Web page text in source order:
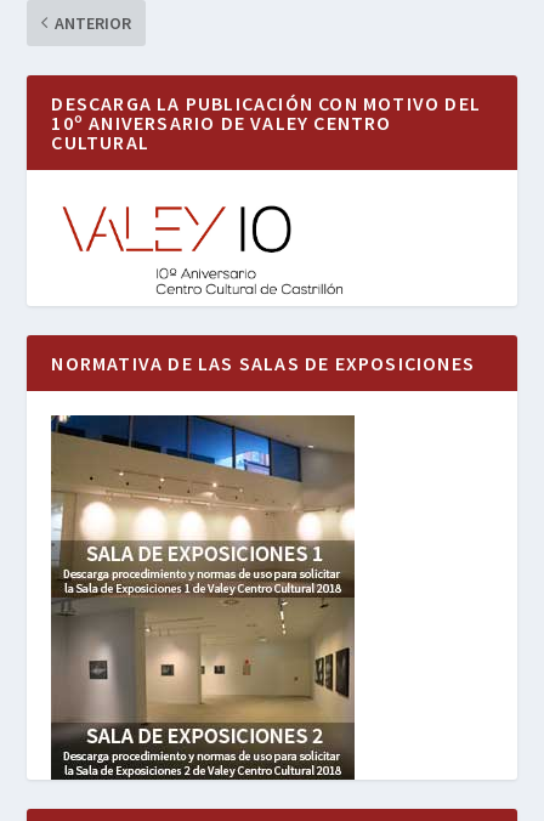
ANTERIOR
DESCARGA LA PUBLICACIÓN CON MOTIVO DEL
10º ANIVERSARIO DE VALEY CENTRO
CULTURAL
NORMATIVA DE LAS SALAS DE EXPOSICIONES